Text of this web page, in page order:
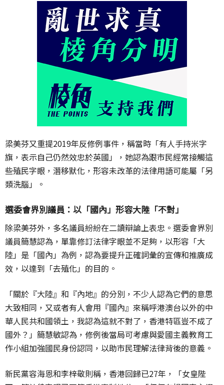
梁美芬又重提2019年反修例事件，稱當時「有人手持米字
旗，表示自己仍然效忠於英國」，她認為跟市民經常接觸這
些殖民字眼，潛移默化，形容未改革的法律用語可能屬「另
類洗腦」。
選委會界別議員：以「國內」形容大陸「不對」
除梁美芬外，多名議員紛紛在二讀辯論上表忠。選委會界別
議員簡慧認為，單靠修訂法律字眼並不足夠，以形容「大
陸」是「國內」為例，認為要提升正確詞彙的宣傳和推廣成
效，以達到「去殖化」的目的。
「關於『大陸』和『內地』的分別，不少人認為它們的意思
大致相同，又或者有人會用『國內』來稱呼港澳台以外的中
華人民共和國領土，我認為這就不對了，香港特區豈不成了
國外？」簡慧敏認為，修例後當局可考慮與愛國主義教育工
作小組加強國民身份認同，以助市民理解法律背後的意義。
新民黨容海恩和李梓敬則稱，香港回歸已27年，「女皇陛